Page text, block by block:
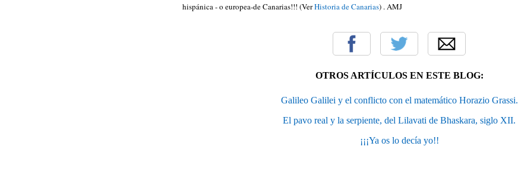
hispánica - o europea-de Canarias!!! (VerHistoria de Canarias) . AMJ
OTROS ARTÍCULOS EN ESTE BLOG:
Galileo Galilei y el conflicto con el matemático Horazio Grassi.
El pavo real y la serpiente, del Lilavati de Bhaskara, siglo XII.
¡¡¡Ya os lo decía yo!!